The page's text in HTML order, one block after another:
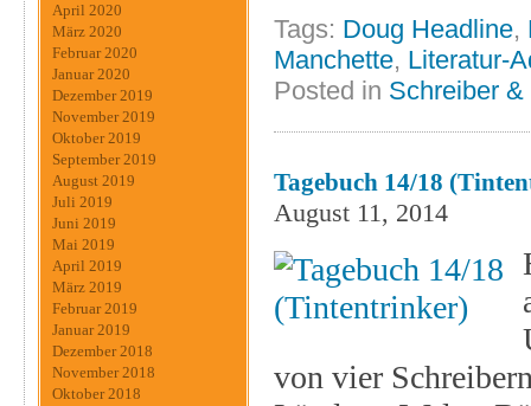
April 2020
März 2020
Februar 2020
Januar 2020
Dezember 2019
November 2019
Oktober 2019
September 2019
August 2019
Juli 2019
Juni 2019
Mai 2019
April 2019
März 2019
Februar 2019
Januar 2019
Dezember 2018
November 2018
Oktober 2018
Tags: Doug Headline,
Manchette, Literatur-
Posted in Schreiber &
Tagebuch 14/18
August 11, 2014
von vier